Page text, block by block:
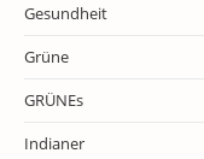
Gesundheit
Grüne
GRÜNEs
Indianer